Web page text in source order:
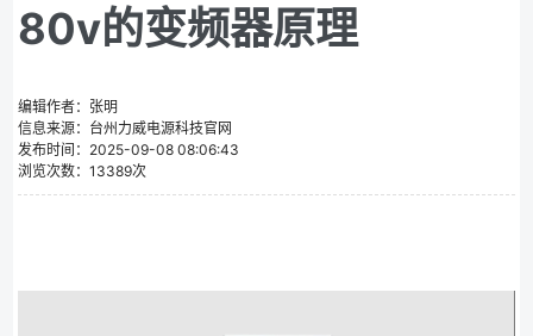
80v的变频器原理
编辑作者：张明
信息来源：台州力威电源科技官网
发布时间：2025-09-08 08:06:43
浏览次数：13389次